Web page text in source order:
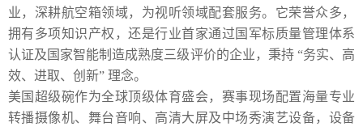
业，深耕航空箱领域，为视听领域配套服务。它荣誉众多，
拥有多项知识产权，还是行业首家通过国军标质量管理体系
认证及国家智能制造成熟度三级评价的企业，秉持 “务实、高
效、进取、创新” 理念。
美国超级碗作为全球顶级体育盛会，赛事现场配置海量专业
转播摄像机、舞台音响、高清大屏及中场秀演艺设备，设备